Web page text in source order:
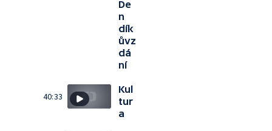
De
n
dík
ůvz
dá
ní
40:33
Kul
tur
a